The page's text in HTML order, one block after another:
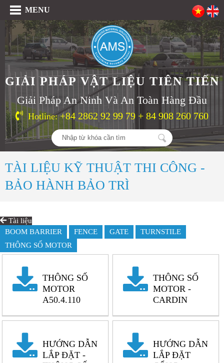
MENU
GIẢI PHÁP VẬT LIỆU TIÊN TIẾN
Giải Pháp An Ninh Và An Toàn Hàng Đầu
Hotline:+84 2862 92 99 79 + 84 908 260 760
TÀI LIỆU KỸ THUẬT THI CÔNG -
BẢO HÀNH BẢO TRÌ
Tài liệu
BOOM BARRIER
FENCE GATE
TURNSTILE
THÔNG SỐ MOTOR
THÔNG SỐ
MOTOR
A50.4.110
THÔNG SỐ
MOTOR -
CARDIN
HƯỚNG DẪN
LẮP ĐẶT -
HƯỚNG DẪN
LẮP ĐẶT